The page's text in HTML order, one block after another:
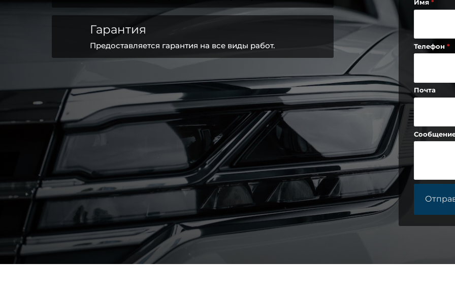
Гарантия
Предоставляется гарантия на все виды работ.
Имя
Телефон
Почта